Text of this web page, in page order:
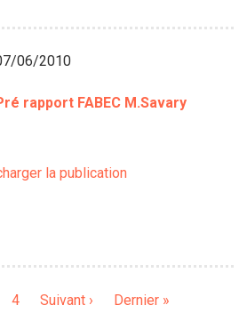
06/2010
rapport FABEC M.Savary
la publication
Page
4
Page
Suivant ›
Dernière
Dernier »